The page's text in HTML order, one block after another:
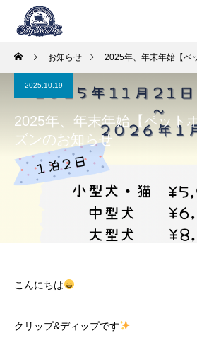
お知らせ 2025年、年末年始【ペットホ
2025.10.19
2025年、年末年始【ペット
ズンのお知らせ
こんにちは
クリップ&ディップです